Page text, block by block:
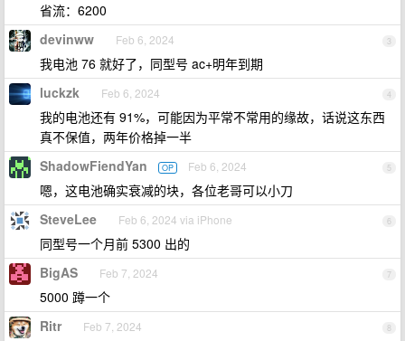
省流：6200
3
devinww Feb 6, 2024
我电池 76 就好了，同型号 ac+明年到期
4
luckzk Feb 6, 2024
我的电池还有 91%，可能因为平常不常用的缘故，话说这东西
真不保值，两年价格掉一半
5
ShadowFiendYan OP Feb 6, 2024
嗯，这电池确实衰减的块，各位老哥可以小刀
6
SteveLee Feb 6, 2024 via iPhone
同型号一个月前 5300 出的
7
BigAS Feb 7, 2024
5000 蹲一个
8
Ritr Feb 7, 2024